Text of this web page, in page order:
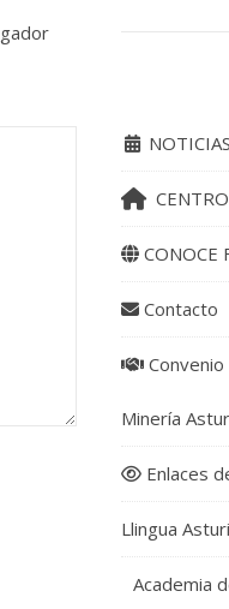
NOTICIAS
CONOCE
Contacto
Minería
Enlaces
Llingua
Academia